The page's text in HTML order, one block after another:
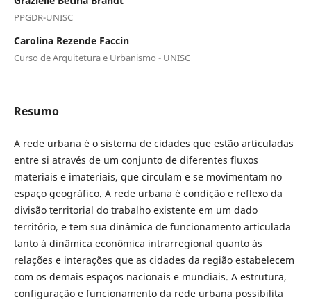
PPGDR-UNISC
Carolina Rezende Faccin
Curso de Arquitetura e Urbanismo - UNISC
Resumo
A rede urbana é o sistema de cidades que estão articuladas
entre si através de um conjunto de diferentes fluxos
materiais e imateriais, que circulam e se movimentam no
espaço geográfico. A rede urbana é condição e reflexo da
divisão territorial do trabalho existente em um dado
território, e tem sua dinâmica de funcionamento articulada
tanto à dinâmica econômica intrarregional quanto às
relações e interações que as cidades da região estabelecem
com os demais espaços nacionais e mundiais. A estrutura,
configuração e funcionamento da rede urbana possibilita